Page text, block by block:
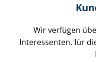
Wir verfügen
Interessenten, für